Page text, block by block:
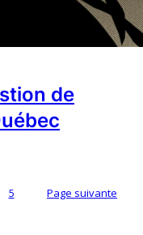
de
5 Page suivante